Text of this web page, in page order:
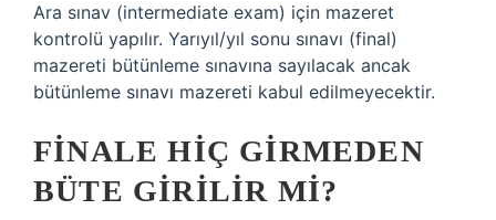
Ara sınav (intermediate exam) için mazeret
kontrolü yapılır. Yarıyıl/yıl sonu sınavı (final)
mazereti bütünleme sınavına sayılacak ancak
bütünleme sınavı mazereti kabul edilmeyecektir.
FINALE HIÇ GIRMEDEN
BÜTE GIRILIR MI?